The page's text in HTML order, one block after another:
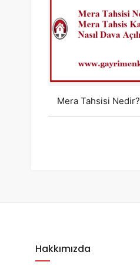
Mera Tahsisi Nedir?
Hakkımızda